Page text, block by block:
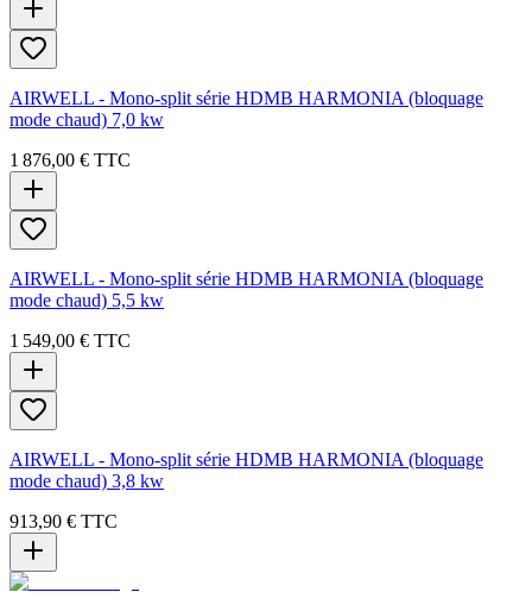
AIRWELL - Mono-split série HDMB HARMONIA (bloquage
mode chaud) 7,0 kw
1 876,00 € TTC
AIRWELL - Mono-split série HDMB HARMONIA (bloquage
mode chaud) 5,5 kw
1 549,00 € TTC
AIRWELL - Mono-split série HDMB HARMONIA (bloquage
mode chaud) 3,8 kw
913,90 € TTC